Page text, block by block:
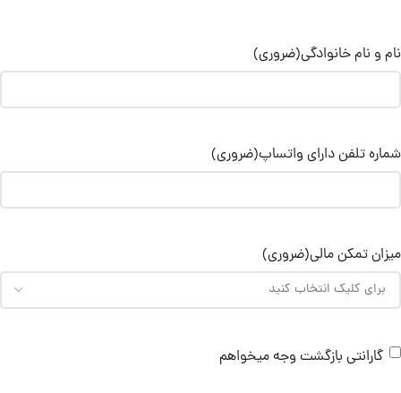
نام و نام خانوادگی(ضروری)
شماره تلفن دارای واتساپ(ضروری)
میزان تمکن مالی(ضروری)
گارانتی بازگشت وجه میخواهم